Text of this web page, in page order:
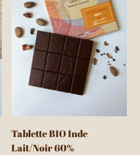
options
peuvent
être
choisies
produit
Tablette BIO Inde
Lait/Noir 60%